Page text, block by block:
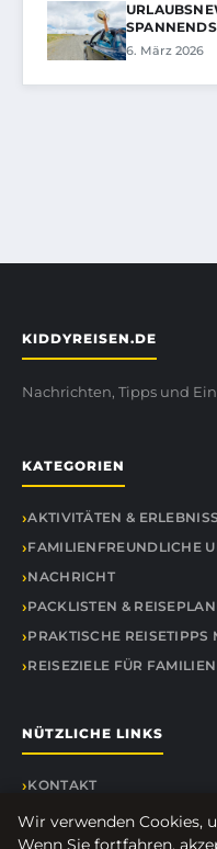
6. März 2026
KIDDYREISEN.DE
Nachrichten, Tipps und
KATEGORIEN
AKTIVITÄTEN &
FAMILIENFREUNDLICHE
NACHRICHT
PACKLISTEN &
PRAKTISCHE REISETIPPS
REISEZIELE FÜR FAMILIEN
NÜTZLICHE LINKS
KONTAKT
Wir verwenden Cookies,
Wenn Sie fortfahren,